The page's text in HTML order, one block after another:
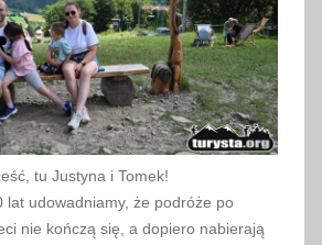
tu Justyna i Tomek!
lat udowadniamy, że podróże po
nie kończą się, a dopiero nabierają